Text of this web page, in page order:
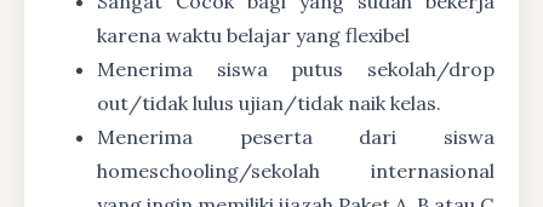
karena waktu belajar yang flexibel
Menerima siswa putus sekolah/drop
out/tidak lulus ujian/tidak naik kelas.
Menerima peserta dari siswa
homeschooling/sekolah internasional